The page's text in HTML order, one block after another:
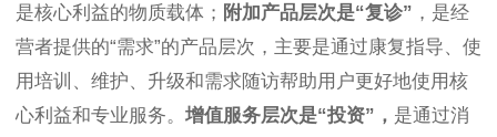
是核心利益的物质载体； 附加产品层次是“复诊” ，是经
营者提供的“需求”的产品层次，主要是通过康复指导、使
用培训、维护、升级和需求随访帮助用户更好地使用核
心利益和专业服务。 增值服务层次是“投资”， 是通过消